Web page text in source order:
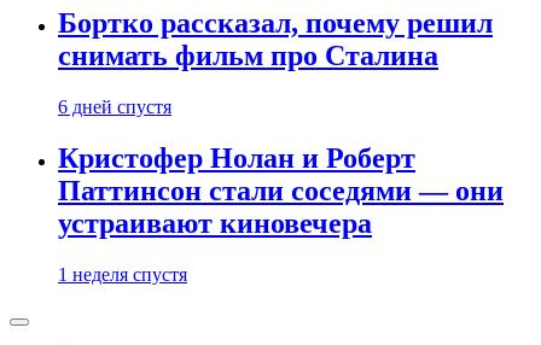
Бортко рассказал, почему решил
снимать фильм про Сталина
6 дней спустя
Кристофер Нолан и Роберт
Паттинсон стали соседями — они
устраивают киновечера
1 неделя спустя